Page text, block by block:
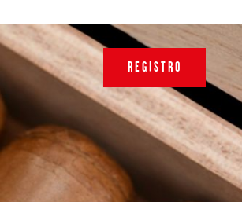
REGISTRO